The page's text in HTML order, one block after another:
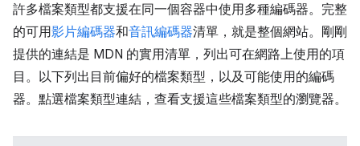
許多檔案類型都支援在同一個容器中使用多種編碼器。完整
的可用影片編碼器和音訊編碼器清單，就是整個網站。剛剛
提供的連結是 MDN 的實用清單，列出可在網路上使用的項
目。以下列出目前偏好的檔案類型，以及可能使用的編碼
器。點選檔案類型連結，查看支援這些檔案類型的瀏覽器。